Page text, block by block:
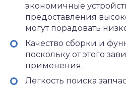
экономичные
предоставления
могут порадовать
Качество сборки и
поскольку от этого
применения.
Легкость поиска